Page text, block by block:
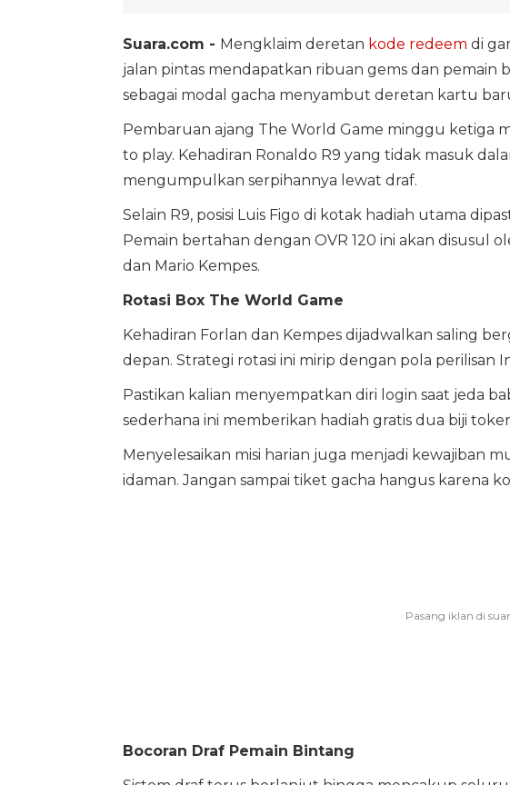
Suara.com - Mengklaim deretan kode redeem di
jalan pintas mendapatkan ribuan gems dan pemain
sebagai modal gacha menyambut deretan kartu
Pembaruan ajang The World Game minggu ketiga
to play. Kehadiran Ronaldo R9 yang tidak masuk
mengumpulkan serpihannya lewat draf.
Selain R9, posisi Luis Figo di kotak hadiah utama
Pemain bertahan dengan OVR 120 ini akan disusul
dan Mario Kempes.
Rotasi Box The World Game
Kehadiran Forlan dan Kempes dijadwalkan saling
depan. Strategi rotasi ini mirip dengan pola perilisan
Pastikan kalian menyempatkan diri login saat jeda
sederhana ini memberikan hadiah gratis dua biji
Menyelesaikan misi harian juga menjadi kewajiban
idaman. Jangan sampai tiket gacha hangus karena
Bocoran Draf Pemain Bintang